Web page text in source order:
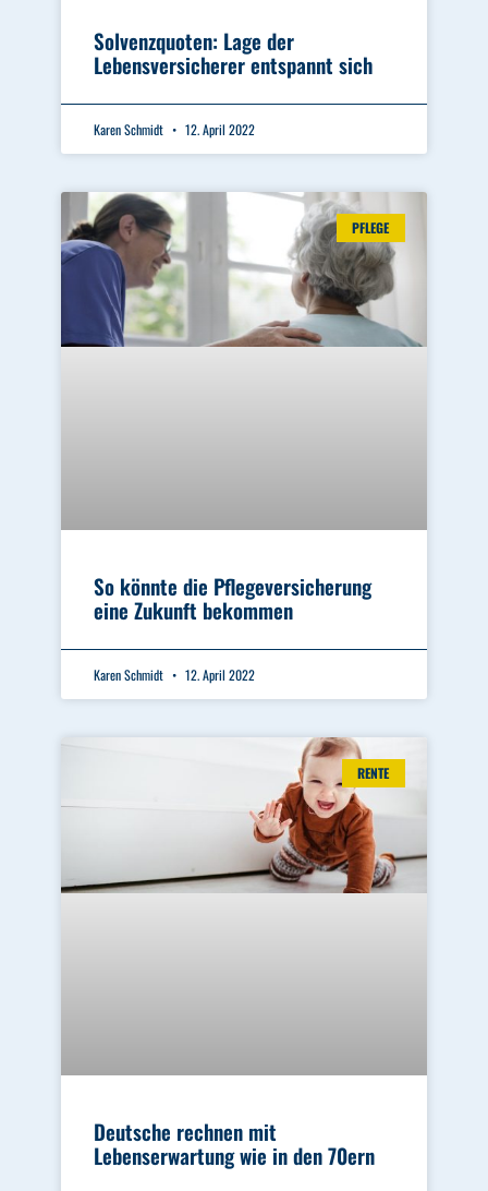
Solvenzquoten: Lage der
Lebensversicherer entspannt sich
Karen Schmidt 12. April 2022
PFLEGE
So könnte die Pflegeversicherung
eine Zukunft bekommen
Karen Schmidt 12. April 2022
RENTE
Deutsche rechnen mit
Lebenserwartung wie in den 70ern